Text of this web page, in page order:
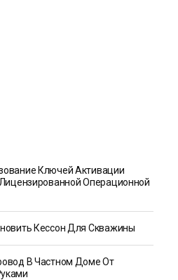
Ключей Активации
Операционной
Кессон Для Скважины
В Частном Доме От